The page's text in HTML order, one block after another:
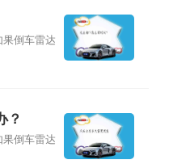
倒车雷达
？
倒车雷达